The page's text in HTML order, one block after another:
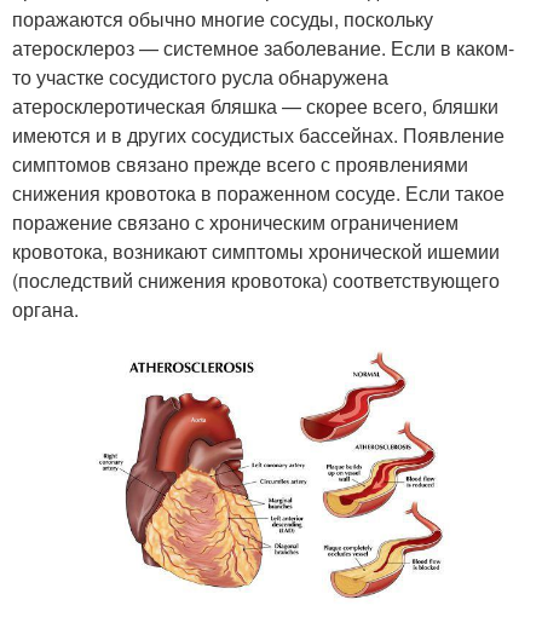
поражаются обычно многие сосуды, поскольку
атеросклероз — системное заболевание. Если в каком-
то участке сосудистого русла обнаружена
атеросклеротическая бляшка — скорее всего, бляшки
имеются и в других сосудистых бассейнах. Появление
симптомов связано прежде всего с проявлениями
снижения кровотока в пораженном сосуде. Если такое
поражение связано с хроническим ограничением
кровотока, возникают симптомы хронической ишемии
(последствий снижения кровотока) соответствующего
органа.